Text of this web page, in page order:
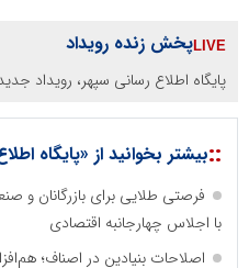
پخش زنده رویداد
پایگاه اطلاع رسانی سپهر، رویداد
::بیشتر بخوانید از «پایگاه
فرصتی طلایی برای بازرگانان و
با اجلاس چهارجانبه اقتصادی
اصلاحات بنیادین در اصناف؛